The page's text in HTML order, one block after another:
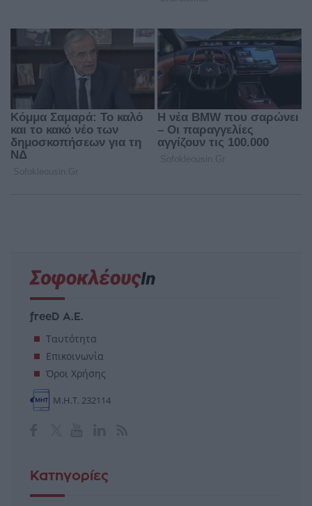
freeD Α.Ε.
Ταυτότητα
Επικοινωνία
Όροι Χρήσης
Μ.Η.Τ. 232114
Κατηγορίες